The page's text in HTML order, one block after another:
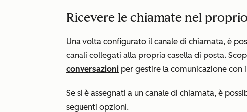
Ricevere le chiamate nel
Una volta configurato il canale di chiamata, è
canali collegati alla propria casella di posta.
conversazioni per gestire la comunicazione con
Se si è assegnati a un canale di chiamata, è
seguenti opzioni.